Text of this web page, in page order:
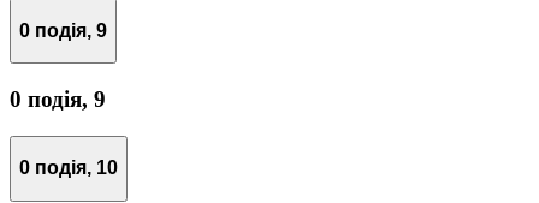
0 подія, 9
0 подія, 9
0 подія, 10